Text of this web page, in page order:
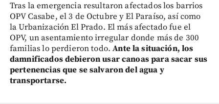
Tras la emergencia resultaron afectados los barrios
OPV Casabe, el 3 de Octubre y El Paraíso, así como
la Urbanización El Prado. El más afectado fue el
OPV, un asentamiento irregular donde más de 300
familias lo perdieron todo.Ante la situación, los
damnificados debieron usar canoas para sacar sus
pertenencias que se salvaron del agua y
transportarse.